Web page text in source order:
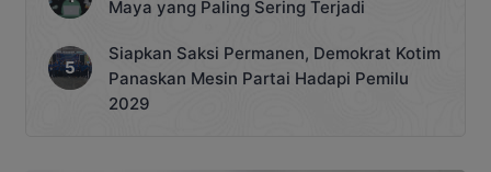
Maya yang Paling Sering Terjadi
Siapkan Saksi Permanen, Demokrat Kotim
Panaskan Mesin Partai Hadapi Pemilu
2029